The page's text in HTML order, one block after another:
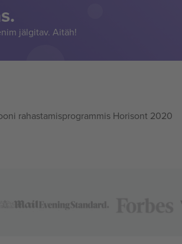
jälgitav. Aitäh!
rahastamisprogrammis Horisont 2020